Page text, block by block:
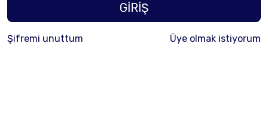
GİRİŞ
Şifremi unuttum Üye olmak istiyorum